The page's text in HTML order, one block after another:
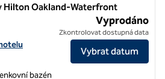
Hilton Oakland-Waterfront
Hilton Oakland-Waterfront
Homewood Suites by Hilton
Vyprodáno
Zkontrolovat dostupná data
Vybrat datum
bazén